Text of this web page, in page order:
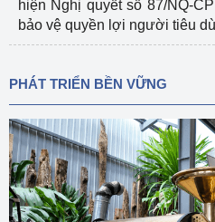
hiện Nghị quyết số 87/NQ-
bảo vệ quyền lợi người tiêu
PHÁT TRIỂN BỀN VỮNG